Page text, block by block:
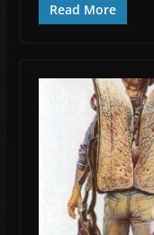
Read More